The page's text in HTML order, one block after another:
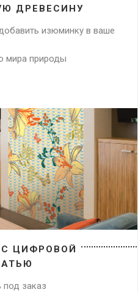
ДРЕВЕСИНУ
изюминку в ваше
мира природы
ЦИФРОВОЙ
под заказ